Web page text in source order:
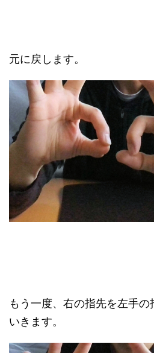
元に戻します。
もう一度、右の指先を左手
いきます。